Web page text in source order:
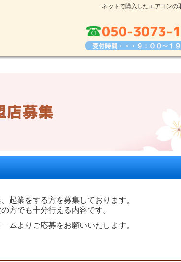
ネットで購入したエアコン
起業をする方を募集しております。
方でも十分行える内容です。
ムよりご応募をお願いいたします。